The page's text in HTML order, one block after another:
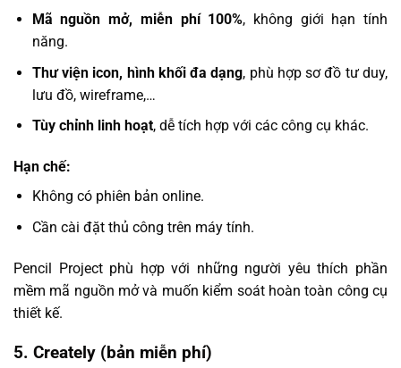
Mã nguồn mở, miễn phí 100%, không giới hạn tính
năng.
Thư viện icon, hình khối đa dạng, phù hợp sơ đồ tư duy,
lưu đồ, wireframe,…
Tùy chỉnh linh hoạt, dễ tích hợp với các công cụ khác.
Hạn chế:
Không có phiên bản online.
Cần cài đặt thủ công trên máy tính.
Pencil Project phù hợp với những người yêu thích phần
mềm mã nguồn mở và muốn kiểm soát hoàn toàn công cụ
thiết kế.
5. Creately (bản miễn phí)